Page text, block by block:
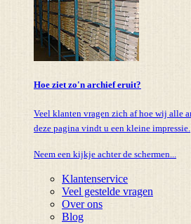
Hoe ziet zo'n archief eruit?
Veel klanten vragen zich af hoe wij alle
deze pagina vindt u een kleine impressie.
Neem een kijkje achter de schermen...
Klantenservice
Veel gestelde vragen
Over ons
Blog